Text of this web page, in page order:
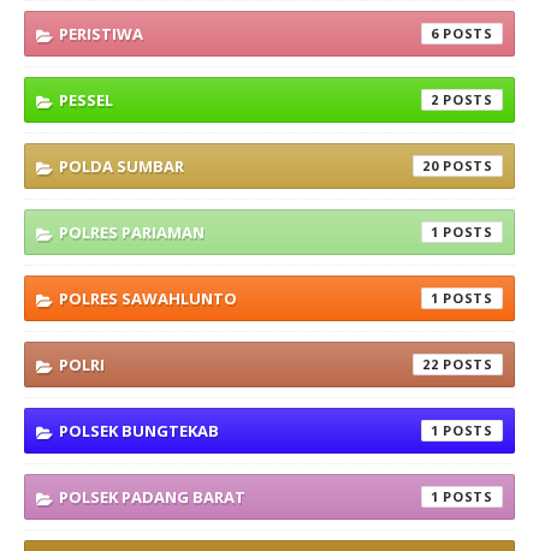
PERISTIWA 6
PESSEL 2
POLDA SUMBAR 20
POLRES PARIAMAN 1
POLRES SAWAHLUNTO 1
POLRI 22
POLSEK BUNGTEKAB 1
POLSEK PADANG BARAT 1